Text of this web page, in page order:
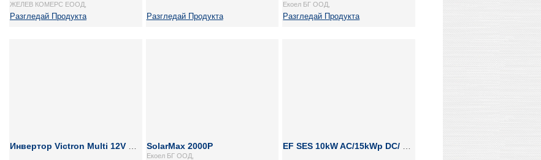
ЖЕЛЕВ КОМЕРС ЕООД,
Разгледай Продукта Разгледай Продукта
Екоел БГ ООД,
Разгледай Продукта
SolarMax 2000P
Екоел БГ ООД,